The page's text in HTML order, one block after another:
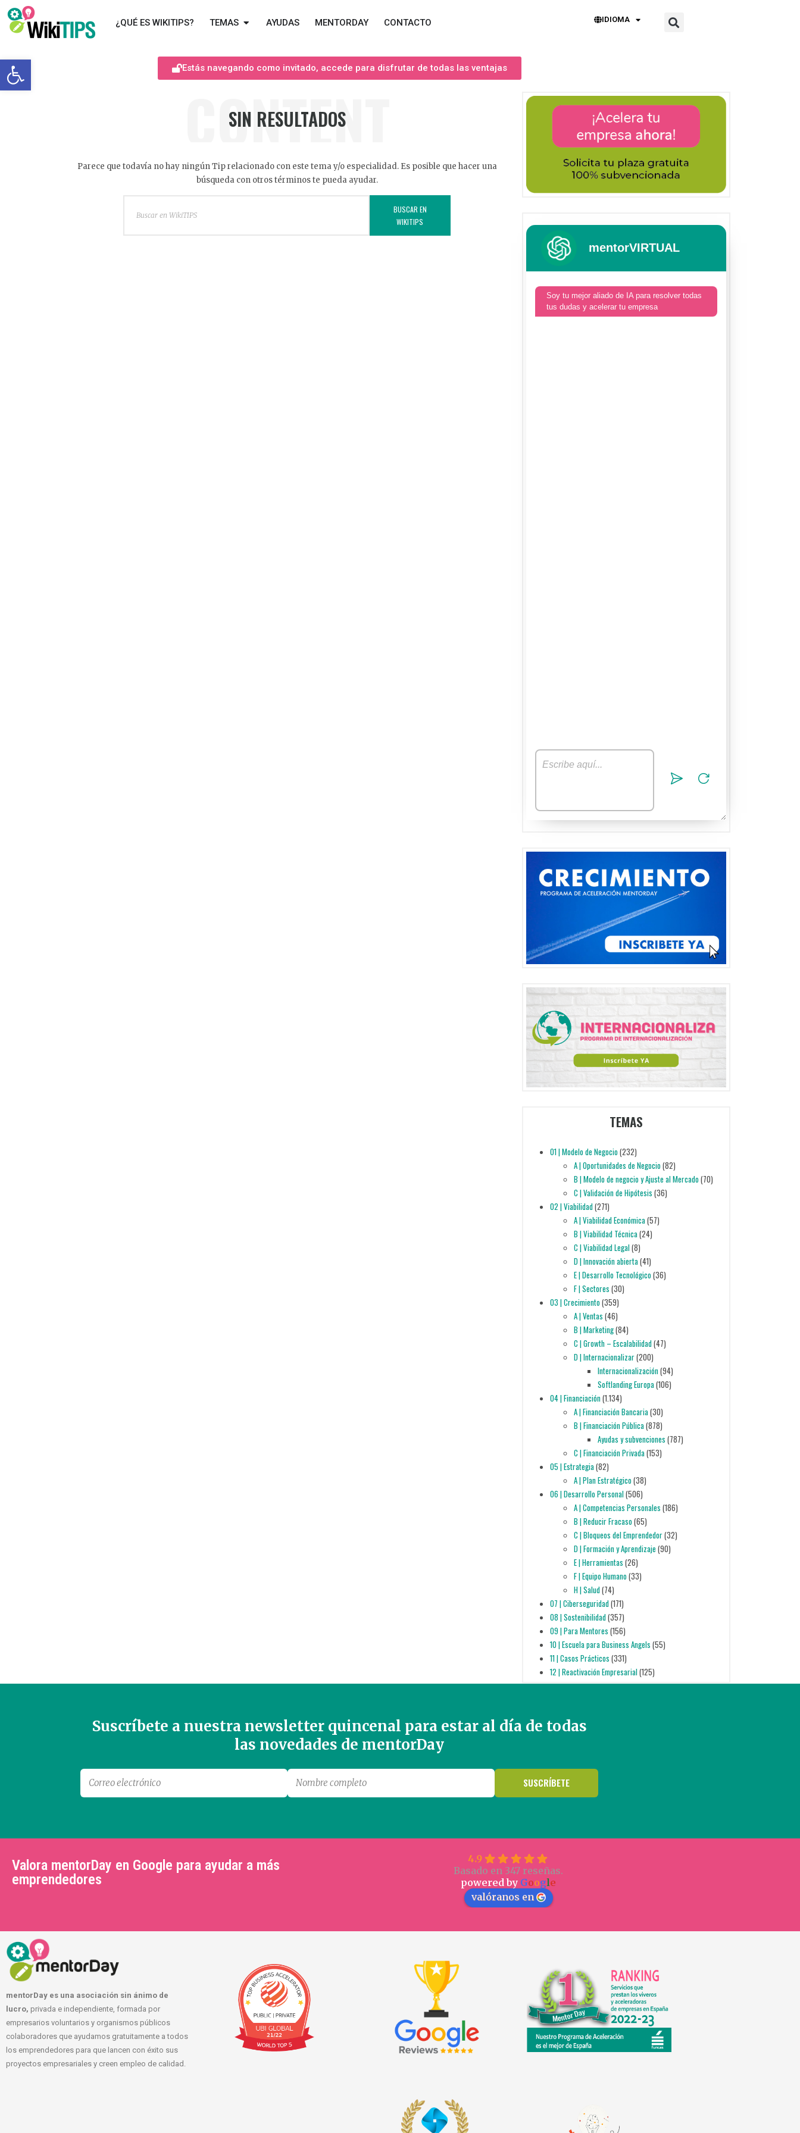
Abrir barra de herramientas
¿QUÉ ES WIKITIPS? TEMAS AYUDAS MENTORDAY CONTACTO IDIOMA
Estás navegando como invitado, accede para disfrutar de todas las ventajas
CONTENT
SIN RESULTADOS
Parece que todavía no hay ningún Tip relacionado con este tema y/o especialidad. Es posible que hacer una
búsqueda con otros términos te pueda ayudar.
BUSCAR EN
WIKITIPS
mentorVIRTUAL
Soy tu mejor aliado de IA para resolver todas
tus dudas y acelerar tu empresa
TEMAS
01 | Modelo de Negocio(232)
A | Oportunidades de Negocio(82)
B | Modelo de negocio y Ajuste al Mercado(70)
C | Validación de Hipótesis (36)
02 | Viabilidad(271)
A | Viabilidad Económica(57)
B | Viabilidad Técnica(24)
C | Viabilidad Legal(8)
D | Innovación abierta(41)
E | Desarrollo Tecnológico(36)
F | Sectores (30)
03 | Crecimiento(359)
A | Ventas (46)
B | Marketing(84)
C | Growth – Escalabilidad(47)
D | Internacionalizar(200)
Internacionalización(94)
Softlanding Europa(106)
04 | Financiación(1.134)
A | Financiación Bancaria(30)
B | Financiación Pública(878)
Ayudas y subvenciones (787)
C | Financiación Privada(153)
05 | Estrategia(82)
A | Plan Estratégico(38)
06 | Desarrollo Personal(506)
A | Competencias Personales (186)
B | Reducir Fracaso(65)
C | Bloqueos del Emprendedor(32)
D | Formación y Aprendizaje (90)
E | Herramientas (26)
F | Equipo Humano(33)
H | Salud(74)
07 | Ciberseguridad(171)
08 | Sostenibilidad(357)
09 | Para Mentores (156)
10 | Escuela para Business Angels (55)
11 | Casos Prácticos (331)
12 | Reactivación Empresarial(125)
Suscríbete a nuestra newsletter quincenal para estar al día de todas
las novedades de mentorDay
Valora mentorDay en Google para ayudar a más
emprendedores
4.9
Basado en 347 reseñas.
powered by Google
valóranos en
mentorDay es una asociación sin ánimo de
lucro, privada e independiente, formada por
empresarios voluntarios y organismos públicos
colaboradores que ayudamos gratuitamente a todos
los emprendedores para que lancen con éxito sus
proyectos empresariales y creen empleo de calidad.